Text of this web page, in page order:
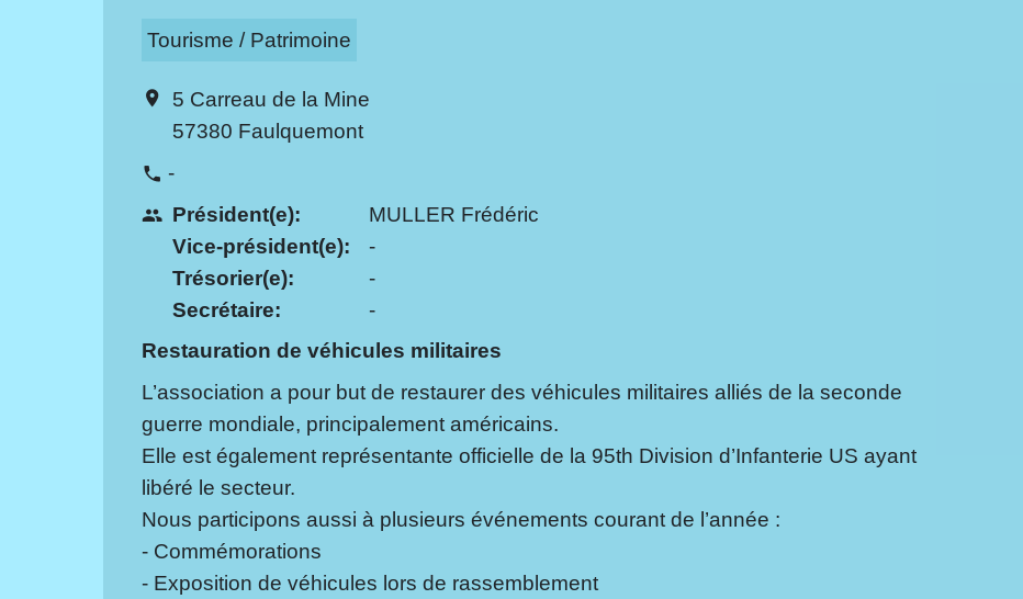
Tourisme / Patrimoine
location_on
5 Carreau de la Mine
57380 Faulquemont
phone -
people Président(e):
Vice-président(e):
Trésorier(e):
Secrétaire:
MULLER Frédéric
-
-
-
Restauration de véhicules militaires
L’association a pour but de restaurer des véhicules militaires alliés de la seconde
guerre mondiale, principalement américains.
Elle est également représentante officielle de la 95th Division d’Infanterie US ayant
libéré le secteur.
Nous participons aussi à plusieurs événements courant de l’année :
- Commémorations
- Exposition de véhicules lors de rassemblement